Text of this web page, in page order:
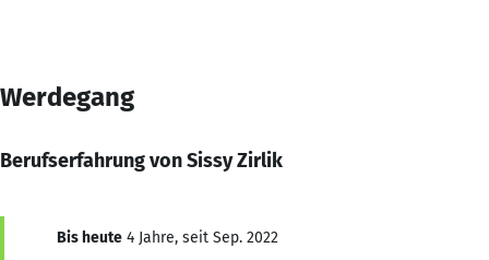
Werdegang
Berufserfahrung von Sissy Zirlik
Bis heute 4 Jahre, seit Sep. 2022